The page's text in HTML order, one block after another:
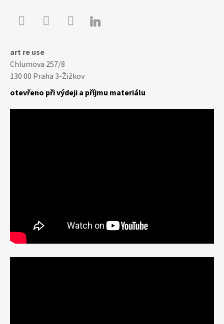

art re use
Chlumova 257/8
130 00 Praha 3-Žižkov
otevřeno při výdeji a příjmu materiálu